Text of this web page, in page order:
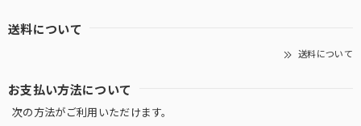
送料について
送料について
お支払い方法について
次の方法がご利用いただけます。